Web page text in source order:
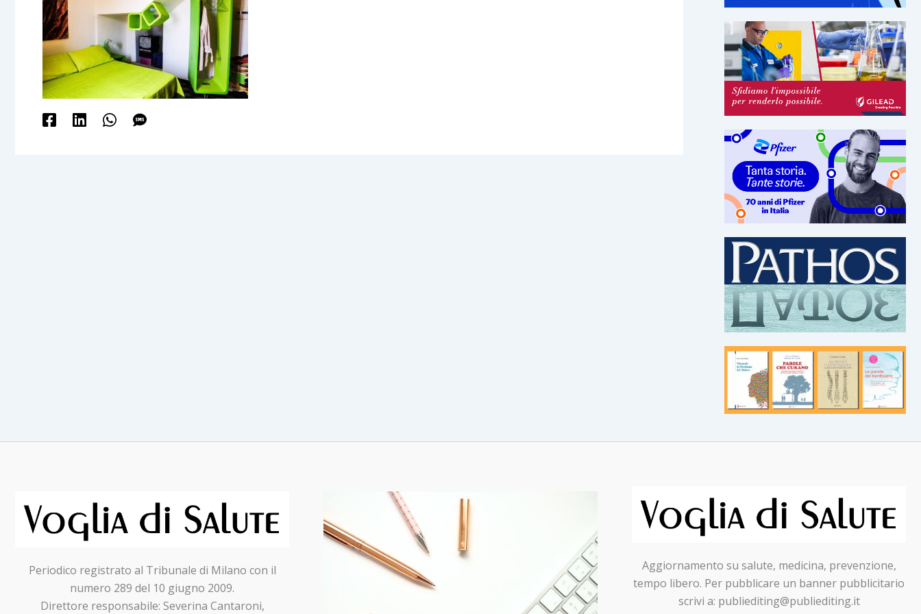
Periodico registrato al Tribunale di Milano con il
numero 289 del 10 giugno 2009.
Direttore responsabile: Severina Cantaroni,
Aggiornamento su salute, medicina, prevenzione,
tempo libero. Per pubblicare un banner pubblicitario
scrivi a: publiediting@publiediting.it